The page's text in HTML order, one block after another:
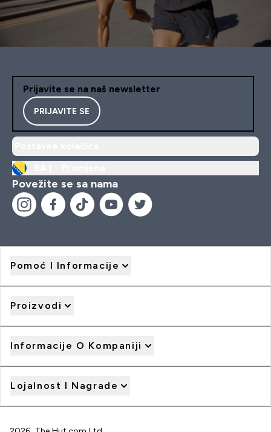
Prijavite se na naš newsletter
PRIJAVITE SE
Povežite se sa nama
Pomoć I Informacije
Proizvodi
Informacije O Kompaniji
Lojalnost I Nagrade